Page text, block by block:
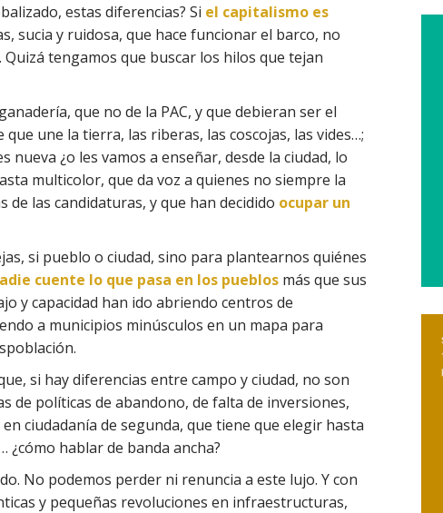
estas diferencias? Si el capitalismo es
sucia y ruidosa, que hace funcionar el barco, no
tengamos que buscar los hilos que tejan
que no de la PAC, y que debieran ser el
une la tierra, las riberas, las coscojas, las vides…;
¿o les vamos a enseñar, desde la ciudad, lo
multicolor, que da voz a quienes no siempre la
las candidaturas, y que han decidido ocupar un
si pueblo o ciudad, sino para plantearnos quiénes
cuente lo que pasa en los pueblos más que sus
y capacidad han ido abriendo centros de
a municipios minúsculos en un mapa para
si hay diferencias entre campo y ciudad, no son
de políticas de abandono, de falta de inversiones,
ciudadanía de segunda, que tiene que elegir hasta
hablar de banda ancha?
No podemos perder ni renuncia a este lujo. Y con
y pequeñas revoluciones en infraestructuras,